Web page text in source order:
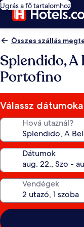
Ugrás a fő tartalomhoz
Összes szállás
Splendido,
Portofino
Válassz
Hová utaznál?
Dátumok
Vendégek